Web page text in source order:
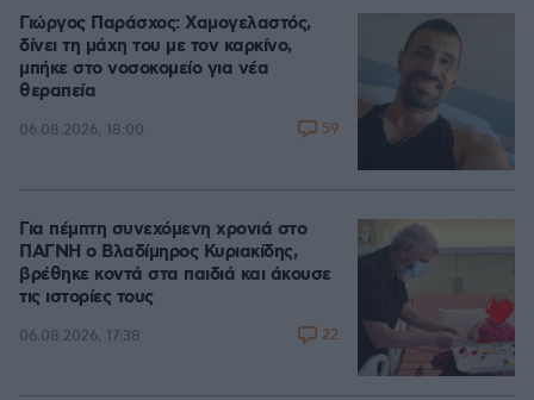
Γιώργος Παράσχος: Χαμογελαστός,
δίνει τη μάχη του με τον καρκίνο,
μπήκε στο νοσοκομείο για νέα
θεραπεία
06.08.2026, 18:00 59
Για πέμπτη συνεχόμενη χρονιά στο
ΠΑΓΝΗ ο Βλαδίμηρος Κυριακίδης,
βρέθηκε κοντά στα παιδιά και άκουσε
τις ιστορίες τους
06.08.2026, 17:38 22